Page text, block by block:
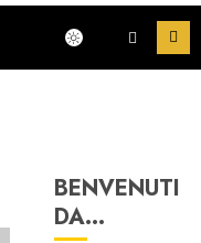
BENVENUTI
DA…